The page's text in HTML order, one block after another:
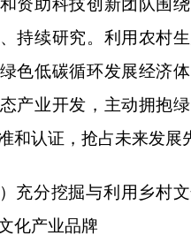
持续研究。利用农村
色低碳循环发展经济
产业开发，主动拥抱
和认证，抢占未来发展
）充分挖掘与利用乡村
化产业品牌